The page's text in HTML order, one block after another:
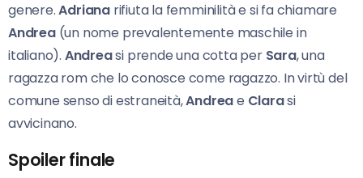
genere.Adriana rifiuta la femminilità e si fa chiamare
Andrea(un nome prevalentemente maschile in
italiano). Andreasi prende una cotta per Sara, una
ragazza rom che lo conosce come ragazzo. In virtù del
comune senso di estraneità,Andreae Clarasi
avvicinano.
Spoiler finale